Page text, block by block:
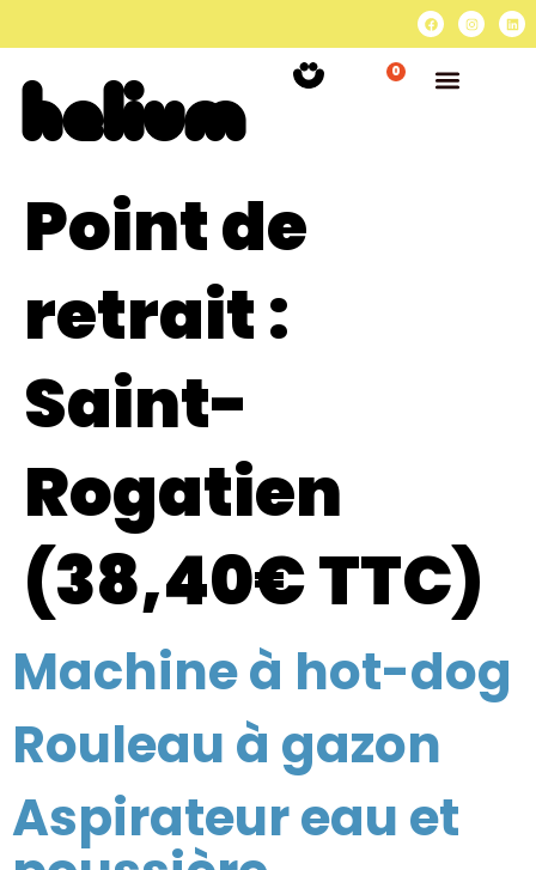
0
Point de
retrait :
Saint-
Rogatien
(38,40€ TTC)
Machine à hot-dog
Rouleau à gazon
Aspirateur eau et